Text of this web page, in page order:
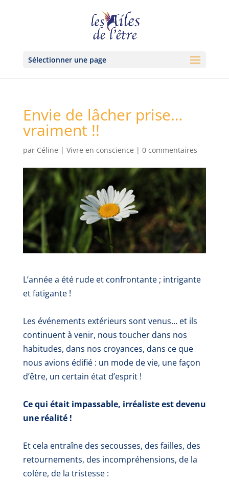
Sélectionner une page
Envie de lâcher prise…
vraiment !!
par Céline | Vivre en conscience | 0 commentaires
L’année a été rude et confrontante ; intrigante
et fatigante !
Les événements extérieurs sont venus… et ils
continuent à venir, nous toucher dans nos
habitudes, dans nos croyances, dans ce que
nous avions édifié : un mode de vie, une façon
d’être, un certain état d’esprit !
Ce qui était impassable, irréaliste est devenu
une réalité !
Et cela entraîne des secousses, des failles, des
retournements, des incompréhensions, de la
colère, de la tristesse :